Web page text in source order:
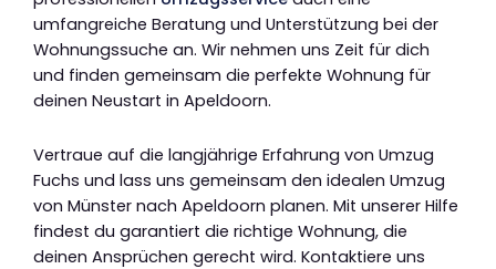
umfangreiche Beratung und Unterstützung bei der
Wohnungssuche an. Wir nehmen uns Zeit für dich
und finden gemeinsam die perfekte Wohnung für
deinen Neustart in Apeldoorn.
Vertraue auf die langjährige Erfahrung von Umzug
Fuchs und lass uns gemeinsam den idealen Umzug
von Münster nach Apeldoorn planen. Mit unserer Hilfe
findest du garantiert die richtige Wohnung, die
deinen Ansprüchen gerecht wird. Kontaktiere uns